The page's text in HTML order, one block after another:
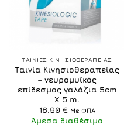
ΤΑΙΝΙΕΣ ΚΙΝΗΣΙΟΘΕΡΑΠΕΙΑΣ
Ταινία Κινησιοθεραπείας
– νευρομυϊκός
επίδεσμος γαλάζια 5cm
Χ 5 m.
16.90 € Με ΦΠΑ
Άμεσα διαθέσιμο